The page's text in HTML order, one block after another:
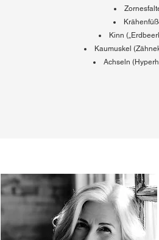
Kinn
Kaumuskel
Achseln